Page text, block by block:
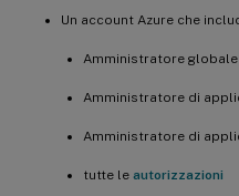
Un account Azure che
Amministratore globale
Amministratore di
Amministratore di
tutte le autorizzazioni